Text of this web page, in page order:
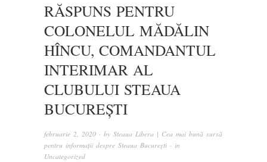
RĂSPUNS PENTRU
COLONELUL MĂDĂLIN
HÎNCU, COMANDANTUL
INTERIMAR AL
CLUBULUI STEAUA
BUCUREȘTI
februarie 2, 2020 · by Steaua Libera | Cea mai bună sursă
pentru informații despre Steaua București · in
Uncategorized